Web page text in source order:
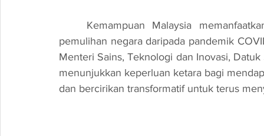
pemulihan negara daripada pandemik
Menteri Sains, Teknologi dan Inovasi,
menunjukkan keperluan ketara bagi
dan bercirikan transformatif untuk terus